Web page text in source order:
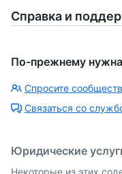
Справка и
По-прежнему
Спросите
Связаться со
Юридические
Некоторые из этих